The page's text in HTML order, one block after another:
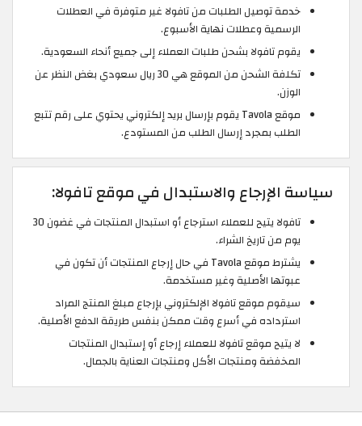
خدمة توصيل الطلبات من تافولا غير متوفرة في العطلات
الرسمية وعطلات نهاية الأسبوع.
يقوم تافولا بشحن طلبات العملاء إلى جميع أنحاء السعودية.
تكلفة الشحن من الموقع هي 30 ريال سعودي بغض النظر عن
الوزن.
موقع Tavola يقوم بإرسال بريد إلكتروني يحتوي على رقم تتبع
الطلب بمجرد إرسال الطلب من المستودع.
سياسة الإرجاع والاستبدال في موقع تافولا:
تافولا يتيح للعملاء استرجاع أو استبدال المنتجات في غضون 30
يوم من تاريخ الشراء.
يشترط موقع Tavola في حال إرجاع المنتجات أن تكون في
عبوتها الأصلية وغير مستخدمة.
سيقوم موقع تافولا الإلكتروني بإرجاع مبلغ المنتج المراد
استرداده في أسرع وقت ممكن بنفس طريقة الدفع الأصلية.
لا يتيح موقع تافولا للعملاء إرجاع أو إستبدال المنتجات
المخفضة ومنتجات الأكل ومنتجات العناية بالجمال.